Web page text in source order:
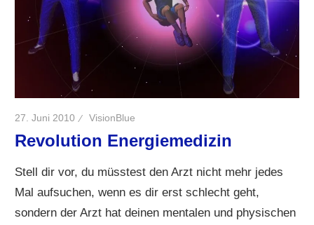
27. Juni 2010 VisionBlue
Revolution Energiemedizin
Stell dir vor, du müsstest den Arzt nicht mehr jedes
Mal aufsuchen, wenn es dir erst schlecht geht,
sondern der Arzt hat deinen mentalen und physischen